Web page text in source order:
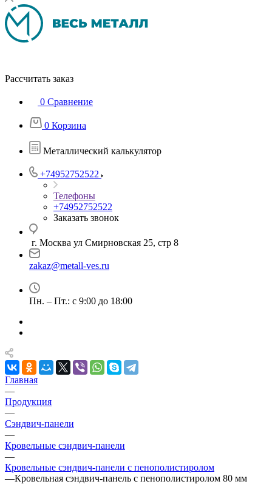
Рассчитать заказ
0 Сравнение
0 Корзина
Металлический калькулятор
+74952752522
Телефоны
+74952752522
Заказать звонок
г. Москва ул Смирновская 25, стр 8
zakaz@metall-ves.ru
Пн. – Пт.: с 9:00 до 18:00
Главная
—
Продукция
—
Сэндвич-панели
—
Кровельные сэндвич-панели
—
Кровельные сэндвич-панели с пенополистиролом
—Кровельная сэндвич-панель с пенополистиролом 80 мм